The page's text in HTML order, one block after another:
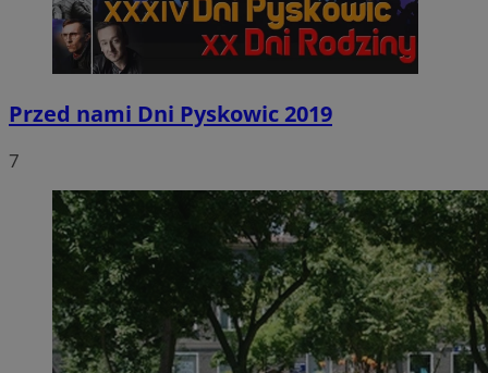
Przed nami Dni Pyskowic 2019
7